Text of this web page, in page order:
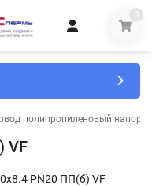
0
полипропиленовый
VF
PN20 ПП(б) VF